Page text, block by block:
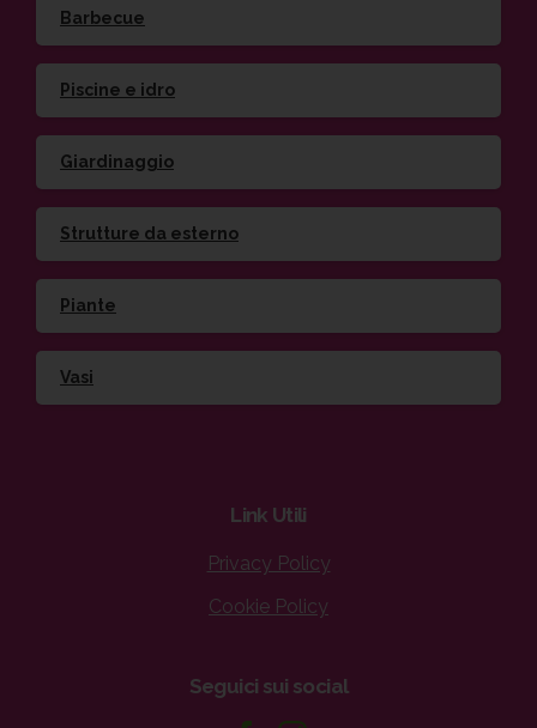
Barbecue
Piscine e idro
Giardinaggio
Strutture da esterno
Piante
Vasi
Link Utili
Privacy Policy
Cookie Policy
Seguici sui social